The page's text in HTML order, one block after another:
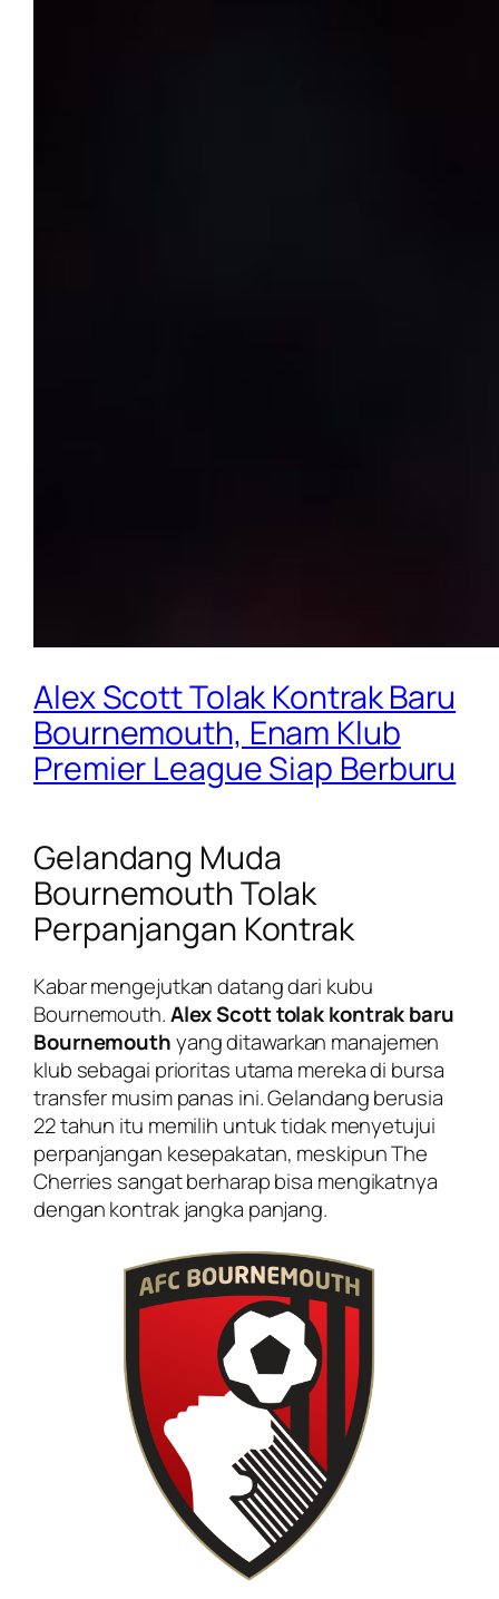
Alex Scott Tolak Kontrak Baru
Bournemouth, Enam Klub
Premier League Siap Berburu
Gelandang Muda
Bournemouth Tolak
Perpanjangan Kontrak
Kabar mengejutkan datang dari kubu
Bournemouth.Alex Scott tolak kontrak baru
Bournemouthyang ditawarkan manajemen
klub sebagai prioritas utama mereka di bursa
transfer musim panas ini. Gelandang berusia
22 tahun itu memilih untuk tidak menyetujui
perpanjangan kesepakatan, meskipun The
Cherries sangat berharap bisa mengikatnya
dengan kontrak jangka panjang.